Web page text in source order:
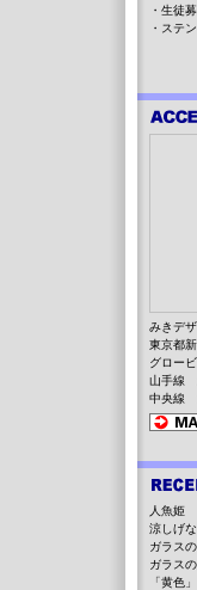
・生徒
・ステ
みきデ
東京都
グロー
山手線
中央線
人魚姫
涼しげ
ガラス
ガラス
「黄色